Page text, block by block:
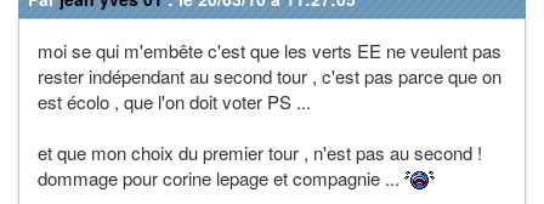
moi se qui m'embête c'est que les verts EE ne veulent pas
rester indépendant au second tour , c'est pas parce que on
est écolo , que l'on doit voter PS ...
et que mon choix du premier tour , n'est pas au second !
dommage pour corine lepage et compagnie ...